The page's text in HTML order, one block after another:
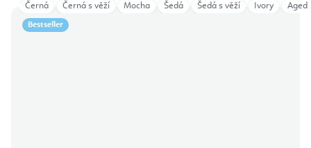
Bestseller
Černá Černá s věží Mocha Šedá Šedá s věží Ivory Aged